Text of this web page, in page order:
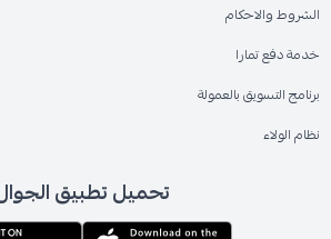
الشروط والاحكام
خدمة دفع تمارا
برنامج التسويق بالعمولة
نظام الولاء
تحميل تطبيق